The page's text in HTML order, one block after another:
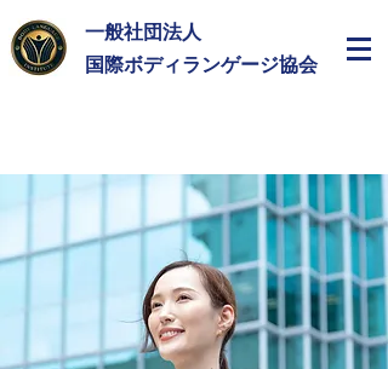
一般社団法人
​国際ボディランゲージ協会